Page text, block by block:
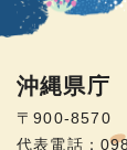
沖縄県庁
〒900-8570
代表電話：